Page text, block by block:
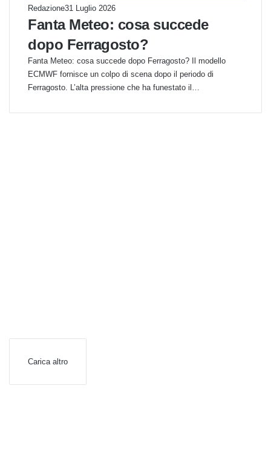
Redazione31 Luglio 2026
Fanta Meteo: cosa succede
dopo Ferragosto?
Fanta Meteo: cosa succede dopo Ferragosto? Il modello
ECMWF fornisce un colpo di scena dopo il periodo di
Ferragosto. L’alta pressione che ha funestato il…
Carica altro